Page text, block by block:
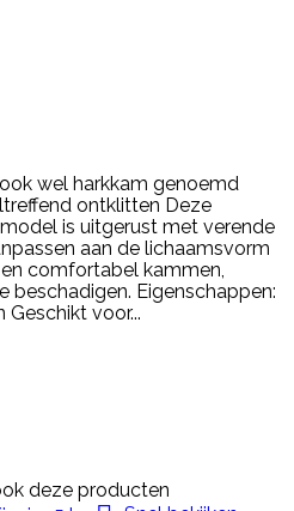
wel harkkam genoemd
ontklitten Deze
is uitgerust met verende
aan de lichaamsvorm
en comfortabel kammen,
beschadigen. Eigenschappen:
Geschikt voor...
deze producten